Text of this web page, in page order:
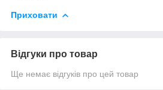
Приховати
Відгуки про товар
Ще немає відгуків про цей товар